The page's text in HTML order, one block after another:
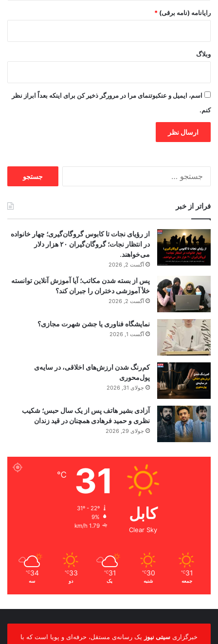
رایانامه (نامه برقی) *
وبلاگ
اسم، ایمیل و عنکبوتنمای مرا در مرورگر ذخیر کن برای اینکه بعداً ابراز نظر
کنم.
فراتر از خبر
از رؤیای نجات تا کابوس گروگان‌گیری؛ چهار خانواده
در انتظار نجات؛ گروگان‌گیران ۲۰ هزار دلار
می‌خواهند.
آگست 2, 2026
پس از بسته شدن مکاتب؛ آیا آموزش آنلاین توانسته
خلأ آموزشی دختران را جبران کند؟
آگست 2, 2026
نمایشگاه فناوری یا جشن شهرت مجازی؟
آگست 1, 2026
کم‌رنگ شدن ارزش‌های اخلاقی، در سایه‌ی
پول‌محوری
جولای 31, 2026
آزادی بشیر هاتف پس از یک سال حبس؛ شکیب
نظری و حمید فرهادی همچنان در قید زندان
جولای 29, 2026
کابل
Clear Sky
31
℃
31º - 22º
9%
1.79 km/h
31
℃
جمعه
30
℃
شنبه
31
℃
یک
33
℃
دو
34
℃
سه
خبرگزاری سیتی نیوز یک رسانه‌ی مستقل، حرفه‌ای و پویا است که با